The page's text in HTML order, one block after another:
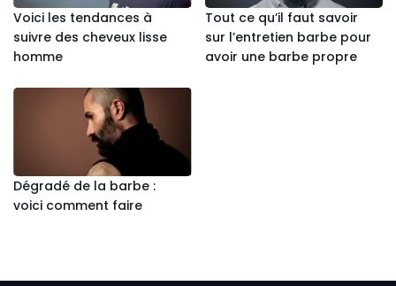
Voici les tendances à
suivre des cheveux lisse
homme
Tout ce qu’il faut savoir
sur l’entretien barbe pour
avoir une barbe propre
Dégradé de la barbe :
voici comment faire